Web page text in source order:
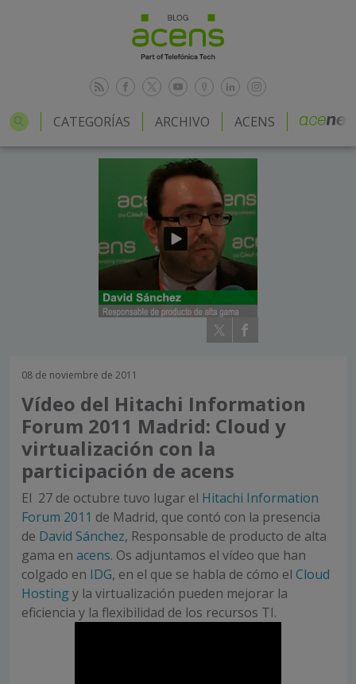
CATEGORÍAS ARCHIVO ACENS
08 de noviembre de 2011
Vídeo del Hitachi Information
Forum 2011 Madrid: Cloud y
virtualización con la
participación de acens
El 27 de octubre tuvo lugar el Hitachi Information
Forum 2011 de Madrid, que contó con la presencia
de David Sánchez, Responsable de producto de alta
gama en acens. Os adjuntamos el vídeo que han
colgado en IDG, en el que se habla de cómo el Cloud
Hosting y la virtualización pueden mejorar la
eficiencia y la flexibilidad de los recursos TI.